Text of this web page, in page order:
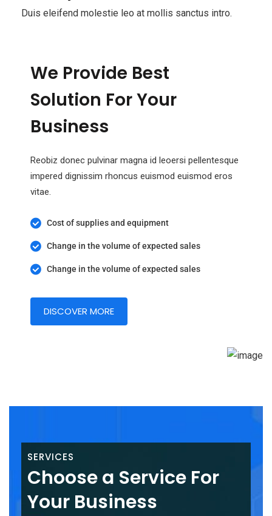
Duis eleifend molestie leo at mollis sanctus intro.
We Provide Best
Solution For Your
Business
Reobiz donec pulvinar magna id leoersi pellentesque
impered dignissim rhoncus euismod euismod eros
vitae.
Cost of supplies and equipment
Change in the volume of expected sales
Change in the volume of expected sales
DISCOVER MORE
SERVICES
Choose a Service For
Your Business